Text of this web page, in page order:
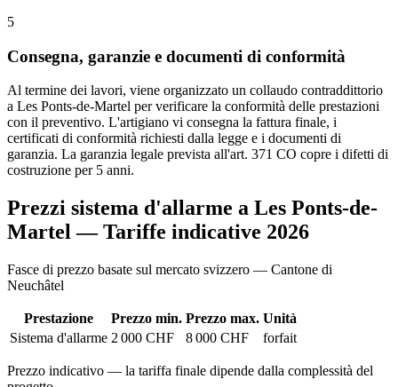
5
Consegna, garanzie e documenti di conformità
Al termine dei lavori, viene organizzato un collaudo contraddittorio
a Les Ponts-de-Martel per verificare la conformità delle prestazioni
con il preventivo. L'artigiano vi consegna la fattura finale, i
certificati di conformità richiesti dalla legge e i documenti di
garanzia. La garanzia legale prevista all'art. 371 CO copre i difetti di
costruzione per 5 anni.
Prezzi sistema d'allarme a Les Ponts-de-
Martel — Tariffe indicative 2026
Fasce di prezzo basate sul mercato svizzero — Cantone di
Neuchâtel
Prestazione Prezzo min. Prezzo max. Unità
Sistema d'allarme 2 000 CHF 8 000 CHF forfait
Prezzo indicativo — la tariffa finale dipende dalla complessità del